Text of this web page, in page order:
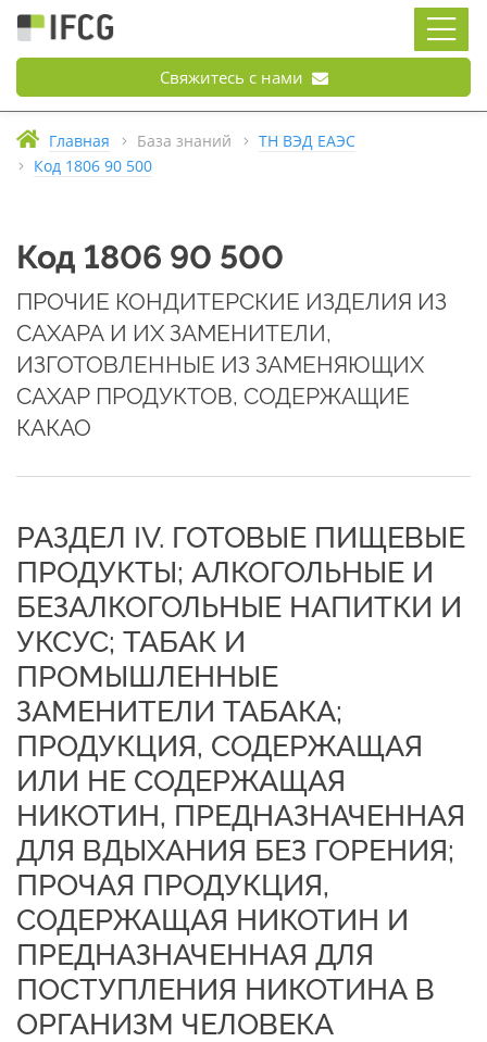
Свяжитесь с нами
Главная База знаний
ТН ВЭД ЕАЭС
Код 1806 90 500
Код 1806 90 500
ПРОЧИЕ КОНДИТЕРСКИЕ ИЗДЕЛИЯ ИЗ
САХАРА И ИХ ЗАМЕНИТЕЛИ,
ИЗГОТОВЛЕННЫЕ ИЗ ЗАМЕНЯЮЩИХ
САХАР ПРОДУКТОВ, СОДЕРЖАЩИЕ
КАКАО
РАЗДЕЛ IV. ГОТОВЫЕ ПИЩЕВЫЕ
ПРОДУКТЫ; АЛКОГОЛЬНЫЕ И
БЕЗАЛКОГОЛЬНЫЕ НАПИТКИ И
УКСУС; ТАБАК И
ПРОМЫШЛЕННЫЕ
ЗАМЕНИТЕЛИ ТАБАКА;
ПРОДУКЦИЯ, СОДЕРЖАЩАЯ
ИЛИ НЕ СОДЕРЖАЩАЯ
НИКОТИН, ПРЕДНАЗНАЧЕННАЯ
ДЛЯ ВДЫХАНИЯ БЕЗ ГОРЕНИЯ;
ПРОЧАЯ ПРОДУКЦИЯ,
СОДЕРЖАЩАЯ НИКОТИН И
ПРЕДНАЗНАЧЕННАЯ ДЛЯ
ПОСТУПЛЕНИЯ НИКОТИНА В
ОРГАНИЗМ ЧЕЛОВЕКА